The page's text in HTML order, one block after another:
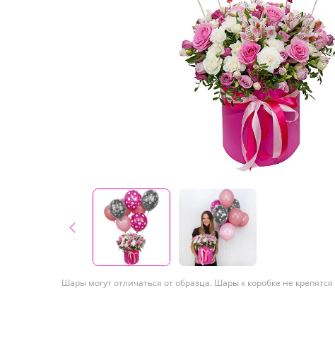
Шары могут отличаться от образца. Шары к коробке не крепятся